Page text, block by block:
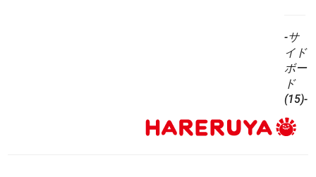
-サ
イド
ボー
ド
(15)-